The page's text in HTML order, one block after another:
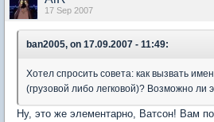
17 Sep 2007
ban2005, on 17.09.2007 - 11:49:
Хотел спросить совета: как вызвать
(грузовой либо легковой)? Возможно ли
Ну, это же элементарно, Ватсон! Вам